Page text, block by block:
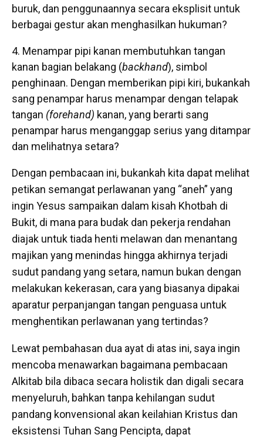
buruk, dan penggunaannya secara eksplisit untuk
berbagai gestur akan menghasilkan hukuman?
Menampar pipi kanan membutuhkan tangan
kanan bagian belakang (backhand), simbol
penghinaan. Dengan memberikan pipi kiri, bukankah
sang penampar harus menampar dengan telapak
tangan (forehand) kanan, yang berarti sang
penampar harus menganggap serius yang ditampar
dan melihatnya setara?
Dengan pembacaan ini, bukankah kita dapat melihat
petikan semangat perlawanan yang “aneh” yang
ingin Yesus sampaikan dalam kisah Khotbah di
Bukit, di mana para budak dan pekerja rendahan
diajak untuk tiada henti melawan dan menantang
majikan yang menindas hingga akhirnya terjadi
sudut pandang yang setara, namun bukan dengan
melakukan kekerasan, cara yang biasanya dipakai
aparatur perpanjangan tangan penguasa untuk
menghentikan perlawanan yang tertindas?
Lewat pembahasan dua ayat di atas ini, saya ingin
mencoba menawarkan bagaimana pembacaan
Alkitab bila dibaca secara holistik dan digali secara
menyeluruh, bahkan tanpa kehilangan sudut
pandang konvensional akan keilahian Kristus dan
eksistensi Tuhan Sang Pencipta, dapat